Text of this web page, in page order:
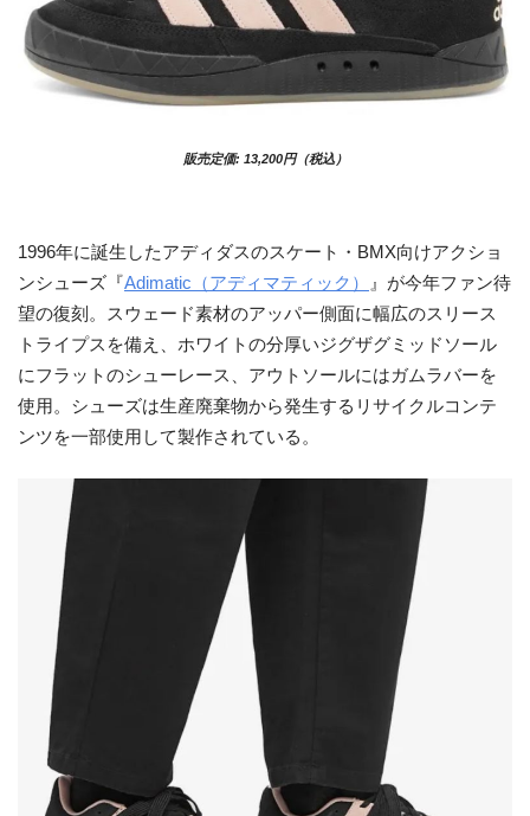
販売定価: 13,200円（税込）
1996年に誕生したアディダスのスケート・BMX向けアクショ
ンシューズ『Adimatic（アディマティック）
』が今年ファン待
望の復刻。スウェード素材のアッパー側面に幅広のスリース
トライプスを備え、ホワイトの分厚いジグザグミッドソール
にフラットのシューレース、アウトソールにはガムラバーを
使用。シューズは生産廃棄物から発生するリサイクルコンテ
ンツを一部使用して製作されている。